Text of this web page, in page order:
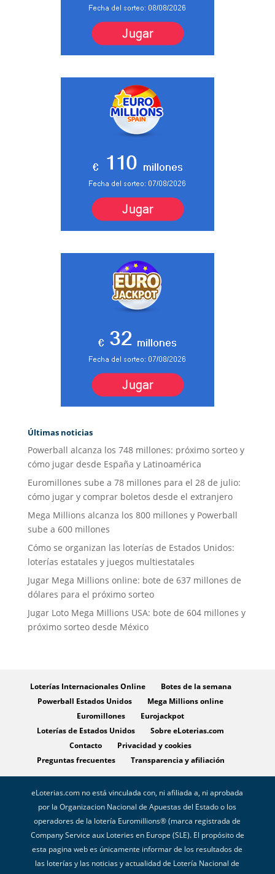
Últimas noticias
Powerball alcanza los 748 millones: próximo sorteo y
cómo jugar desde España y Latinoamérica
Euromillones sube a 78 millones para el 28 de julio:
cómo jugar y comprar boletos desde el extranjero
Mega Millions alcanza los 800 millones y Powerball
sube a 600 millones
Cómo se organizan las loterías de Estados Unidos:
loterías estatales y juegos multiestatales
Jugar Mega Millions online: bote de 637 millones de
dólares para el próximo sorteo
Jugar Loto Mega Millions USA: bote de 604 millones y
próximo sorteo desde México
Loterías Internacionales Online
Botes de la semana
Powerball Estados Unidos
Mega Millions online
Euromillones
Eurojackpot
Loterías de Estados Unidos
Sobre eLoterias.com
Contacto
Privacidad y cookies
Preguntas frecuentes
Transparencia y afiliación
eLoterias.com no está vinculada con, ni afiliada a, ni aprobada
por la Organizacion Nacional de Apuestas del Estado o los
operadores de la lotería Euromillions® (marca registrada de
Company Service aux Loteries en Europe (SLE). El propósito de
esta pagina web es únicamente informar de los resultados de
las loterías y las noticias y actualidad de Lotería Nacional de